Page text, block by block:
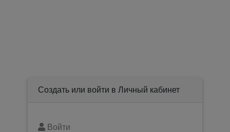
Создать или войти в Личный кабинет
Войти